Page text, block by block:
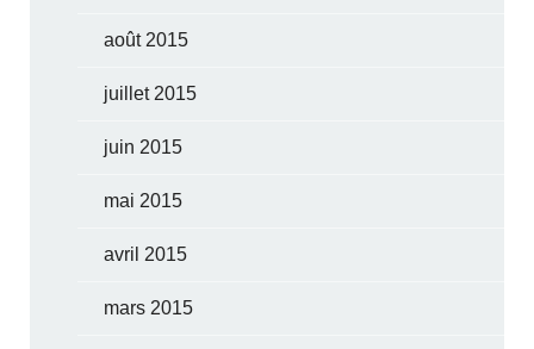
août 2015
juillet 2015
juin 2015
mai 2015
avril 2015
mars 2015